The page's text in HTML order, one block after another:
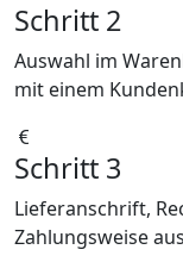
Schritt 2
Auswahl im
mit einem
Schritt 3
Lieferanschrift,
Zahlungsweise